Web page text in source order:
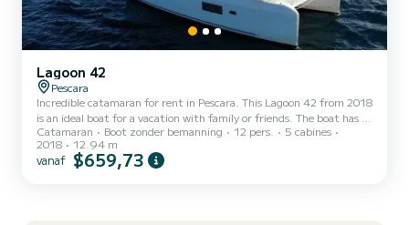
Lagoon 42
Pescara
Incredible catamaran for rent in Pescara. This Lagoon 42 from 2018
is an ideal boat for a vacation with family or friends. The boat has 5
cabins with all comfort and a capacity of 12 people. With an overall
length of 13 meters, it will be your best ally to spend an
exceptional vacation on the water in the surroundings of Pescara
Catamaran Boot zonder bemanning 12 pers.
5 cabines
2018
12.94 m
vanaf $659,73